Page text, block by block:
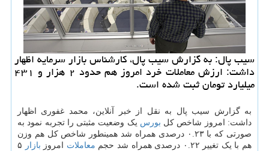
سیب پال: به گزارش سیب پال، کارشناس بازار سرمایه اظهار
داشت: ارزش معاملات خرد امروز هم حدود ۲ هزار و ۴۳۱
میلیارد تومان ثبت شده است.
به گزارش سیب پال به نقل از خبر آنلاین، محمد غفوری اظهار
داشت: امروز شاخص کل بورس یک وضعیت مثبتی را تجربه نمود به
صورتی که با ۰.۲۳ درصدی همراه شد همینطور شاخص کل هم وزن
هم با یک تغییر ۰.۲۲ درصدی همراه شد حجم
معاملات امروز بازار
۵